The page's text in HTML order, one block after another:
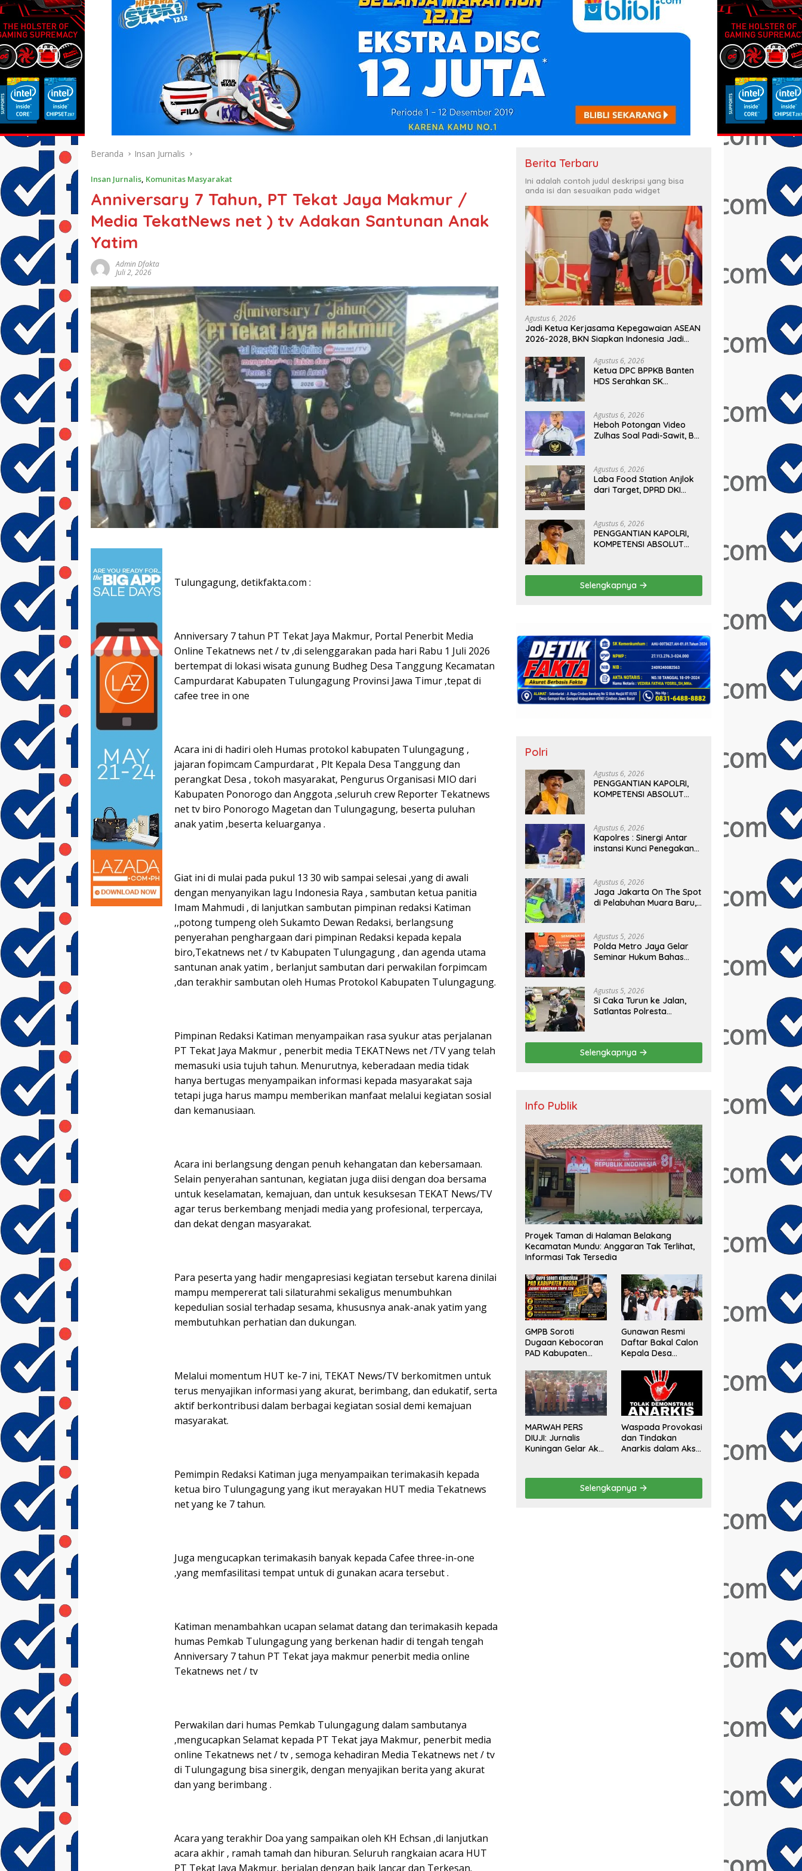
Beranda Insan Jurnalis
Insan Jurnalis, Komunitas Masyarakat
Anniversary 7 Tahun, PT Tekat Jaya Makmur /
Media TekatNews net ) tv Adakan Santunan Anak
Yatim
Admin Dfakta
Juli 2, 2026
Tulungagung, detikfakta.com :
Anniversary 7 tahun PT Tekat Jaya Makmur, Portal Penerbit Media
Online Tekatnews net / tv ,di selenggarakan pada hari Rabu 1 Juli 2026
bertempat di lokasi wisata gunung Budheg Desa Tanggung Kecamatan
Campurdarat Kabupaten Tulungagung Provinsi Jawa Timur ,tepat di
cafee tree in one
Acara ini di hadiri oleh Humas protokol kabupaten Tulungagung ,
jajaran fopimcam Campurdarat , Plt Kepala Desa Tanggung dan
perangkat Desa , tokoh masyarakat, Pengurus Organisasi MIO dari
Kabupaten Ponorogo dan Anggota ,seluruh crew Reporter Tekatnews
net tv biro Ponorogo Magetan dan Tulungagung, beserta puluhan
anak yatim ,beserta keluarganya .
Giat ini di mulai pada pukul 13 30 wib sampai selesai ,yang di awali
dengan menyanyikan lagu Indonesia Raya , sambutan ketua panitia
Imam Mahmudi , di lanjutkan sambutan pimpinan redaksi Katiman
,,potong tumpeng oleh Sukamto Dewan Redaksi, berlangsung
penyerahan penghargaan dari pimpinan Redaksi kepada kepala
biro,Tekatnews net / tv Kabupaten Tulungagung , dan agenda utama
santunan anak yatim , berlanjut sambutan dari perwakilan forpimcam
,dan terakhir sambutan oleh Humas Protokol Kabupaten Tulungagung.
Pimpinan Redaksi Katiman menyampaikan rasa syukur atas perjalanan
PT Tekat Jaya Makmur , penerbit media TEKATNews net /TV yang telah
memasuki usia tujuh tahun. Menurutnya, keberadaan media tidak
hanya bertugas menyampaikan informasi kepada masyarakat saja
tetapi juga harus mampu memberikan manfaat melalui kegiatan sosial
dan kemanusiaan.
‎Acara ini berlangsung dengan penuh kehangatan dan kebersamaan.
Selain penyerahan santunan, kegiatan juga diisi dengan doa bersama
untuk keselamatan, kemajuan, dan untuk kesuksesan TEKAT News/TV
agar terus berkembang menjadi media yang profesional, terpercaya,
dan dekat dengan masyarakat.
‎Para peserta yang hadir mengapresiasi kegiatan tersebut karena dinilai
mampu mempererat tali silaturahmi sekaligus menumbuhkan
kepedulian sosial terhadap sesama, khususnya anak-anak yatim yang
membutuhkan perhatian dan dukungan.
‎Melalui momentum HUT ke-7 ini, TEKAT News/TV berkomitmen untuk
terus menyajikan informasi yang akurat, berimbang, dan edukatif, serta
aktif berkontribusi dalam berbagai kegiatan sosial demi kemajuan
masyarakat.
Pemimpin Redaksi Katiman juga menyampaikan terimakasih kepada
ketua biro Tulungagung yang ikut merayakan HUT media Tekatnews
net yang ke 7 tahun.
Juga mengucapkan terimakasih banyak kepada Cafee three-in-one
,yang memfasilitasi tempat untuk di gunakan acara tersebut .
Katiman menambahkan ucapan selamat datang dan terimakasih kepada
humas Pemkab Tulungagung yang berkenan hadir di tengah tengah
Anniversary 7 tahun PT Tekat jaya makmur penerbit media online
Tekatnews net / tv
Perwakilan dari humas Pemkab Tulungagung dalam sambutanya
,mengucapkan Selamat kepada PT Tekat jaya Makmur, penerbit media
online Tekatnews net / tv , semoga kehadiran Media Tekatnews net / tv
di Tulungagung bisa sinergik, dengan menyajikan berita yang akurat
dan yang berimbang .
Acara yang terakhir Doa yang sampaikan oleh KH Echsan ,di lanjutkan
acara akhir , ramah tamah dan hiburan. Seluruh rangkaian acara HUT
PT Tekat Jaya Makmur. berjalan dengan baik lancar dan Terkesan.
Berita Terbaru
Ini adalah contoh judul deskripsi yang bisa
anda isi dan sesuaikan pada widget
Agustus 6, 2026
Jadi Ketua Kerjasama Kepegawaian ASEAN
2026-2028, BKN Siapkan Indonesia Jadi
Agustus 6, 2026
Ketua DPC BPPKB Banten
HDS Serahkan SK
2026–2031
Agustus 6, 2026
Heboh Potongan Video
Zulhas Soal Padi-Sawit, BM
Disembunyikan
Agustus 6, 2026
Laba Food Station Anjlok
dari Target, DPRD DKI
Agustus 6, 2026
PENGGANTIAN KAPOLRI,
KOMPETENSI ABSOLUT
Selengkapnya
Polri
Agustus 6, 2026
PENGGANTIAN KAPOLRI,
KOMPETENSI ABSOLUT
Agustus 6, 2026
Kapolres : Sinergi Antar
instansi Kunci Penegakan
Tanjung Priok Gagalkan
Penyelundupan Harley-
Davidson Bekas.
Agustus 6, 2026
Jaga Jakarta On The Spot
di Pelabuhan Muara Baru,
Kamtibmas Bersama
Masyarakat
Agustus 5, 2026
Polda Metro Jaya Gelar
Seminar Hukum Bahas
KUHAP Baru
Agustus 5, 2026
Si Caka Turun ke Jalan,
Satlantas Polresta
Kecelakaan
Selengkapnya
Info Publik
Proyek Taman di Halaman Belakang
Kecamatan Mundu: Anggaran Tak Terlihat,
Informasi Tak Tersedia
GMPB Soroti
Dugaan Kebocoran
PAD Kabupaten
Evaluasi Total
Pengawasan
Bangunan Tak
Berizin
Gunawan Resmi
Daftar Bakal Calon
Kepala Desa
Keluarga Dan
Ratusan Pendukung
ke Meja Panitia
MARWAH PERS
DIUJI: Jurnalis
Kuningan Gelar Aksi
Tegas Minta
Presiden Hargai
Profesi Wartawan
Waspada Provokasi
dan Tindakan
Anarkis dalam Aksi
Selengkapnya